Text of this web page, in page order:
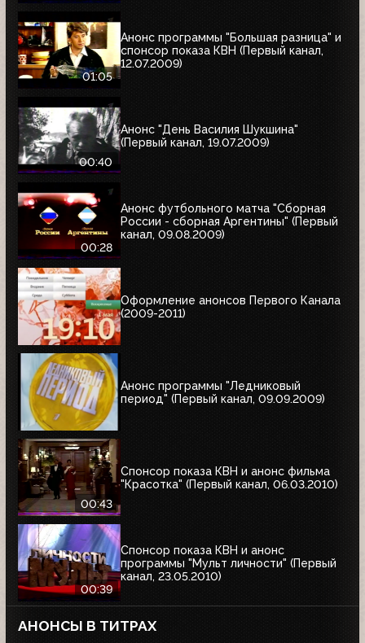
01:05
Анонс программы "Большая разница" и
спонсор показа КВН (Первый канал,
12.07.2009)
00:40
Анонс "День Василия Шукшина"
(Первый канал, 19.07.2009)
00:28
Анонс футбольного матча "Сборная
России - сборная Аргентины" (Первый
канал, 09.08.2009)
Оформление анонсов Первого Канала
(2009-2011)
Анонс программы "Ледниковый
период" (Первый канал, 09.09.2009)
00:43
Спонсор показа КВН и анонс фильма
"Красотка" (Первый канал, 06.03.2010)
00:39
Спонсор показа КВН и анонс
программы "Мульт личности" (Первый
канал, 23.05.2010)
АНОНСЫ В ТИТРАХ